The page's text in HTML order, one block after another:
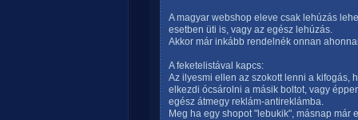
A magyar webshop eleve csak lehúzás
esetben üti is, vagy az egész lehúzás.
Akkor már inkább rendelnék onnan
A feketelistával kapcs:
Az ilyesmi ellen az szokott lenni a kifogás,
elkezdi ócsárolni a másik boltot, vagy
egész átmegy reklám-antireklámba.
Meg ha egy shopot "lebukik", másnap már